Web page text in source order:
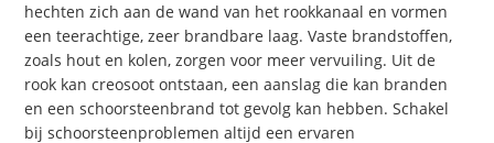
hechten zich aan de wand van het rookkanaal en vormen
een teerachtige, zeer brandbare laag. Vaste brandstoffen,
zoals hout en kolen, zorgen voor meer vervuiling. Uit de
rook kan creosoot ontstaan, een aanslag die kan branden
en een schoorsteenbrand tot gevolg kan hebben. Schakel
bij schoorsteenproblemen altijd een ervaren